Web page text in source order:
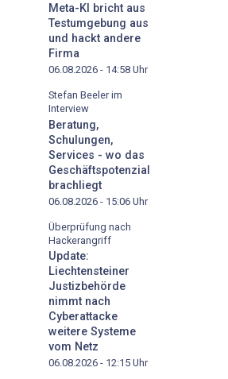
Meta-KI bricht aus
Testumgebung aus
und hackt andere
Firma
06.08.2026 - 14:58 Uhr
Stefan Beeler im
Interview
Beratung,
Schulungen,
Services - wo das
Geschäftspotenzial
brachliegt
06.08.2026 - 15:06 Uhr
Überprüfung nach
Hackerangriff
Update:
Liechtensteiner
Justizbehörde
nimmt nach
Cyberattacke
weitere Systeme
vom Netz
06.08.2026 - 12:15 Uhr